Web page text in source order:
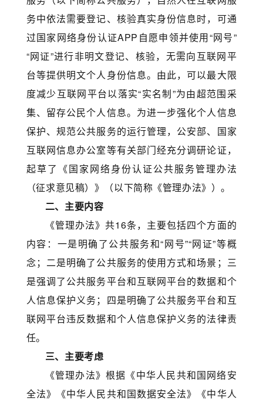
务中依法需要登记、核验真实身份信息时，可通
过国家网络身份认证APP自愿申领并使用“网号”
“网证”进行非明文登记、核验，无需向互联网平
台等提供明文个人身份信息。由此，可以最大限
度减少互联网平台以落实“实名制”为由超范围采
集、留存公民个人信息。为进一步强化个人信息
保护、规范公共服务的运行管理，公安部、国家
互联网信息办公室等有关部门经充分调研论证，
起草了《国家网络身份认证公共服务管理办法
（征求意见稿）》（以下简称《管理办法》）。
二、主要内容
《管理办法》共16条，主要包括四个方面的
内容：一是明确了公共服务和“网号”“网证”等概
念；二是明确了公共服务的使用方式和场景；三
是强调了公共服务平台和互联网平台的数据和个
人信息保护义务；四是明确了公共服务平台和互
联网平台违反数据和个人信息保护义务的法律责
任。
三、主要考虑
《管理办法》根据《中华人民共和国网络安
全法》《中华人民共和国数据安全法》《中华人